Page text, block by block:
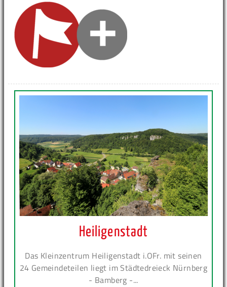
Heiligenstadt
Das Kleinzentrum Heiligenstadt i.OFr. mit seinen
24 Gemeindeteilen liegt im Städtedreieck Nürnberg
- Bamberg -...